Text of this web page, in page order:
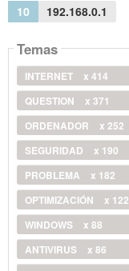
10
192.168.0.1
Temas
INTERNET
x 414
QUESTION
x 371
ORDENADOR
x 252
SEGURIDAD
x 190
PROBLEMA
x 182
OPTIMIZACIÓN
x 122
WINDOWS
x 88
ANTIVIRUS
x 86